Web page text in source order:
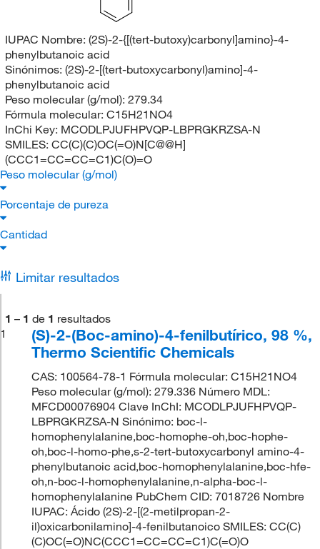
IUPAC Nombre: (2S)-2-{[(tert-butoxy)carbonyl]amino}-4-
phenylbutanoic acid
Sinónimos: (2S)-2-[(tert-butoxycarbonyl)amino]-4-
phenylbutanoic acid
Peso molecular (g/mol): 279.34
Fórmula molecular: C15H21NO4
InChi Key: MCODLPJUFHPVQP-LBPRGKRZSA-N
SMILES: CC(C)(C)OC(=O)N[C@@H]
(CCC1=CC=CC=C1)C(O)=O
Peso molecular (g/mol)
Porcentaje de pureza
Cantidad
Limitar resultados
1 – 1 de 1 resultados
1
(S)-2-(Boc-amino)-4-fenilbutírico, 98 %,
Thermo Scientific Chemicals
CAS: 100564-78-1 Fórmula molecular: C15H21NO4
Peso molecular (g/mol): 279.336 Número MDL:
MFCD00076904 Clave InChI: MCODLPJUFHPVQP-
LBPRGKRZSA-N Sinónimo: boc-l-
homophenylalanine,boc-homophe-oh,boc-hophe-
oh,boc-l-homo-phe,s-2-tert-butoxycarbonyl amino-4-
phenylbutanoic acid,boc-homophenylalanine,boc-hfe-
oh,n-boc-l-homophenylalanine,n-alpha-boc-l-
homophenylalanine PubChem CID: 7018726 Nombre
IUPAC: Ácido (2S)-2-[(2-metilpropan-2-
il)oxicarbonilamino]-4-fenilbutanoico SMILES: CC(C)
(C)OC(=O)NC(CCC1=CC=CC=C1)C(=O)O